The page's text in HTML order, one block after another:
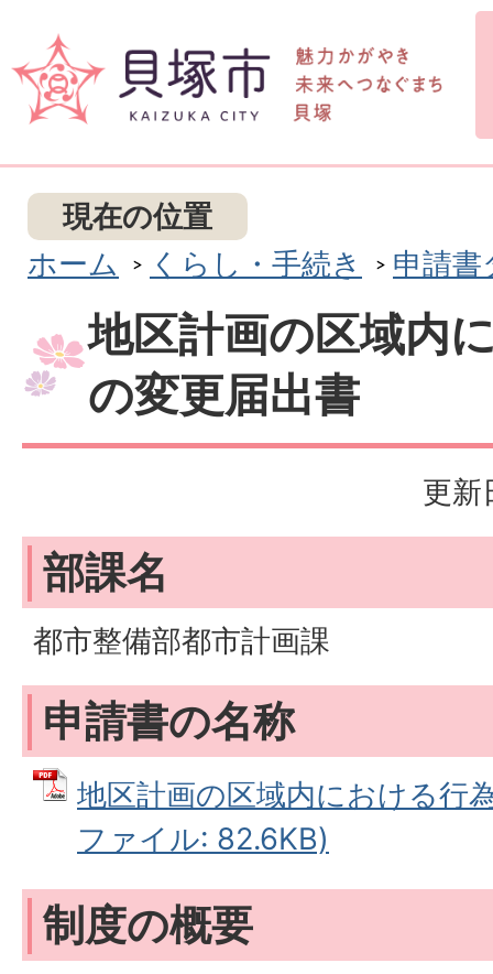
現在の位置
ホーム
くらし・手続き 申請書
地区計画の区域内
の変更届出書
更新
部課名
都市整備部都市計画課
申請書の名称
地区計画の区域内における行
ファイル: 82.6KB)
制度の概要